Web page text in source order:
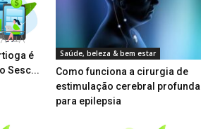
é
Sesc...
Saúde, beleza & bem estar
Como funciona a cirurgia de
estimulação cerebral profunda
para epilepsia